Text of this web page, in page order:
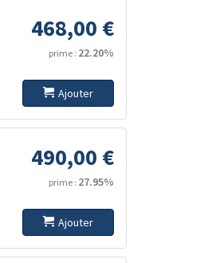
468,00 €
prime : 22.20%
Ajouter
490,00 €
prime : 27.95%
Ajouter